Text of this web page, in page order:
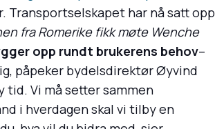
Transportselskapet har nå satt opp
fra Romerike fikk møte Wenche
opp rundt brukerens behov–
påpeker bydelsdirektør Øyvind
tid. Vi må setter sammen
i hverdagen skal vi tilby en